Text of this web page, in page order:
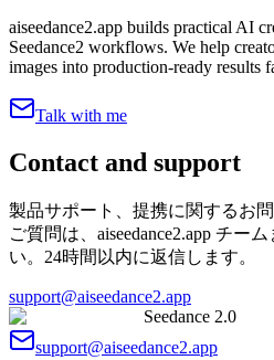
aiseedance2.app builds practical AI
Seedance2 workflows. We help
images into production-ready results
Talk with me
Contact and support
製品サポート、提携に関するお
ご質問は、aiseedance2.app チー
い。24時間以内に返信します。
support@aiseedance2.app
Seedance 2.0
support@aiseedance2.app